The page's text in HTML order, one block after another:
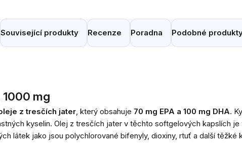
Související produkty Recenze Poradna Podobné
1000 mg
z tresčích jater, který obsahuje 70 mg EPA a 100 mg DHA.
kyselin. Olej z tresčích jater v těchto softgelových kapslích je
látek jako jsou polychlorované bifenyly, dioxiny, rtuť a další